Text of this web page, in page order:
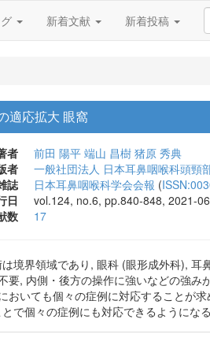
新着文献 新着投稿
適応拡大 眼窩
者 前田 陽平 端山 昌樹 猪原 秀典
者
一般社団法人 日本耳鼻咽喉科頭頸
誌
日本耳鼻咽喉科学会会報 (
日
vol.124, no.6, pp.840-848, 2021-
数
17
境界領域であり, 眼科 (眼形成外科),
要, 内側・後方の操作に強いなどの強
おいても個々の症例に対応することが
で個々の症例にも対応できるようにな